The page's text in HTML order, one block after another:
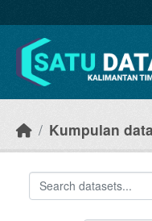
Kumpulan data